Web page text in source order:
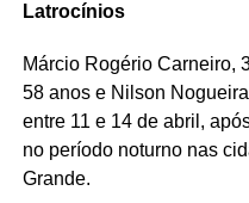
Latrocínios
Márcio Rogério Carneiro,
58 anos e Nilson
entre 11 e 14 de abril,
no período noturno nas
Grande.